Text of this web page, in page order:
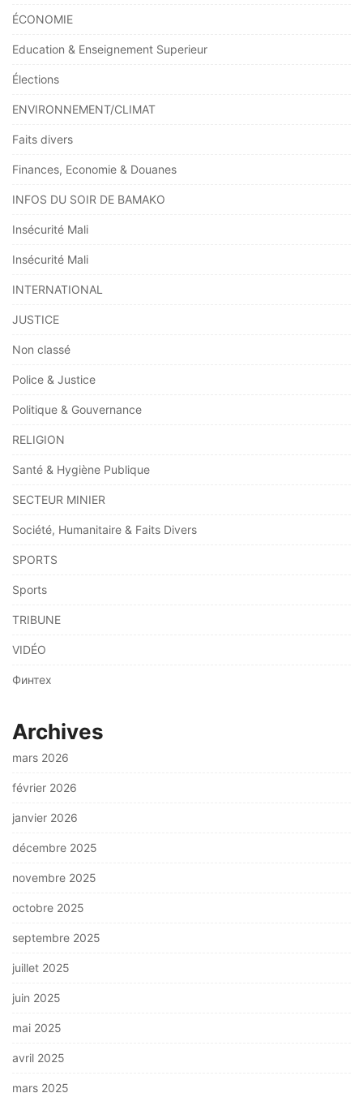
ÉCONOMIE
Education & Enseignement Superieur
Élections
ENVIRONNEMENT/CLIMAT
Faits divers
Finances, Economie & Douanes
INFOS DU SOIR DE BAMAKO
Insécurité Mali
Insécurité Mali
INTERNATIONAL
JUSTICE
Non classé
Police & Justice
Politique & Gouvernance
RELIGION
Santé & Hygiène Publique
SECTEUR MINIER
Société, Humanitaire & Faits Divers
SPORTS
Sports
TRIBUNE
VIDÉO
Финтех
Archives
mars 2026
février 2026
janvier 2026
décembre 2025
novembre 2025
octobre 2025
septembre 2025
juillet 2025
juin 2025
mai 2025
avril 2025
mars 2025